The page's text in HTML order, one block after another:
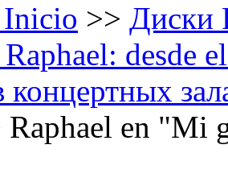
Inicio >> Диски
desde
концертных
Raphael en "Mi